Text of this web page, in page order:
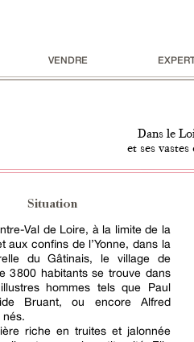
VENDRE
Dans le
et ses
Situation
Val de Loire, à la limite de la
aux confins de l’Yonne, dans la
du Gâtinais, le village de
3 800 habitants se trouve dans
hommes tels que Paul
Bruant, ou encore Alfred
nés.
riche en truites et jalonnée